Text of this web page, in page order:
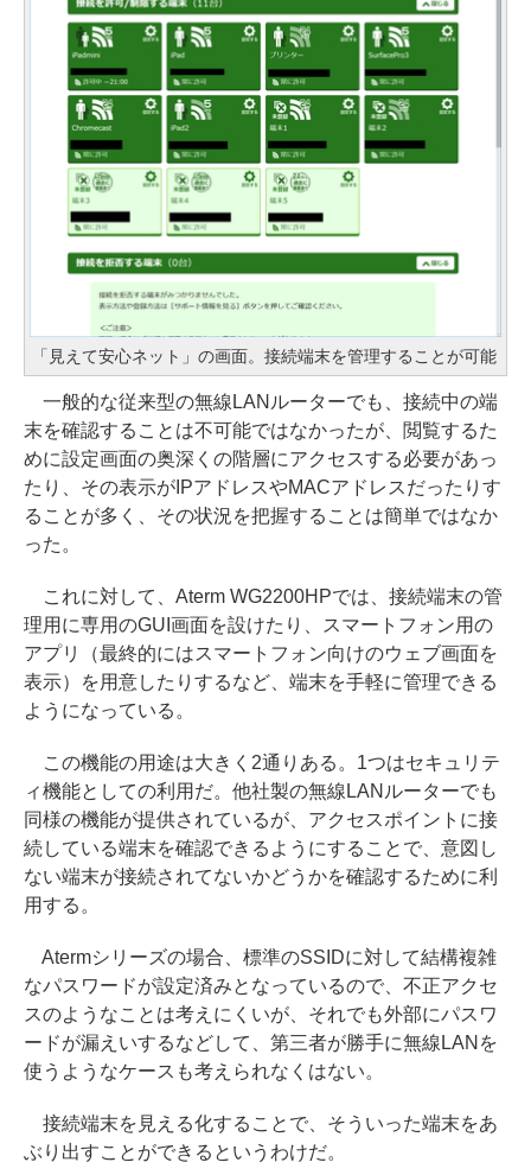
「見えて安心ネット」の画面。接続端末を管理することが可能
一般的な従来型の無線LANルーターでも、接続中の端
末を確認することは不可能ではなかったが、閲覧するた
めに設定画面の奥深くの階層にアクセスする必要があっ
たり、その表示がIPアドレスやMACアドレスだったりす
ることが多く、その状況を把握することは簡単ではなか
った。
これに対して、Aterm WG2200HPでは、接続端末の管
理用に専用のGUI画面を設けたり、スマートフォン用の
アプリ（最終的にはスマートフォン向けのウェブ画面を
表示）を用意したりするなど、端末を手軽に管理できる
ようになっている。
この機能の用途は大きく2通りある。1つはセキュリテ
ィ機能としての利用だ。他社製の無線LANルーターでも
同様の機能が提供されているが、アクセスポイントに接
続している端末を確認できるようにすることで、意図し
ない端末が接続されてないかどうかを確認するために利
用する。
Atermシリーズの場合、標準のSSIDに対して結構複雑
なパスワードが設定済みとなっているので、不正アクセ
スのようなことは考えにくいが、それでも外部にパスワ
ードが漏えいするなどして、第三者が勝手に無線LANを
使うようなケースも考えられなくはない。
接続端末を見える化することで、そういった端末をあ
ぶり出すことができるというわけだ。